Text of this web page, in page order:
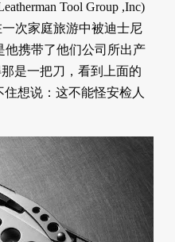
Tool Group ,Inc)
一次家庭旅游中被迪士尼
他携带了他们公司所出产
是一把刀，看到上面的
住想说：这不能怪安检人